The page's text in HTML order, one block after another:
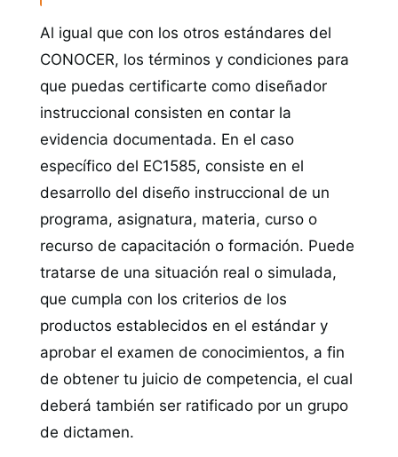
Al igual que con los otros estándares del
CONOCER, los términos y condiciones para
que puedas certificarte como diseñador
instruccional consisten en contar la
evidencia documentada. En el caso
específico del EC1585, consiste en el
desarrollo del diseño instruccional de un
programa, asignatura, materia, curso o
recurso de capacitación o formación. Puede
tratarse de una situación real o simulada,
que cumpla con los criterios de los
productos establecidos en el estándar y
aprobar el examen de conocimientos, a fin
de obtener tu juicio de competencia, el cual
deberá también ser ratificado por un grupo
de dictamen.